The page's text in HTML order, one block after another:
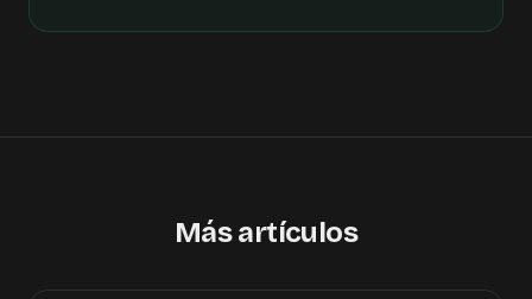
Más artículos